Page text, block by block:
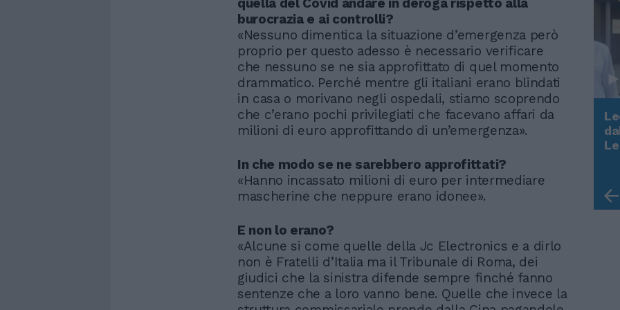
burocrazia e ai controlli?
«Nessuno dimentica la situazione d’emergenza però
proprio per questo adesso è necessario verificare
che nessuno se ne sia approfittato di quel momento
drammatico. Perché mentre gli italiani erano blindati
in casa o morivano negli ospedali, stiamo scoprendo
che c’erano pochi privilegiati che facevano affari da
milioni di euro approfittando di un’emergenza».
In che modo se ne sarebbero approfittati?
«Hanno incassato milioni di euro per intermediare
mascherine che neppure erano idonee».
E non lo erano?
«Alcune si come quelle della Jc Electronics e a dirlo
non è Fratelli d’Italia ma il Tribunale di Roma, dei
giudici che la sinistra difende sempre finché fanno
sentenze che a loro vanno bene. Quelle che invece la
Rudy Giuliani a Come States?
Trump, Meloni e la strategia
americana